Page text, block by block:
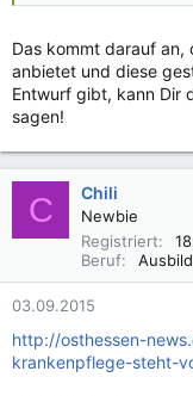
Das kommt darauf
anbietet und diese
Entwurf gibt, kann Dir
sagen!
C Chili
Newbie
Registriert
Beruf
03.09.2015
http://osthessen-
krankenpflege-steht-